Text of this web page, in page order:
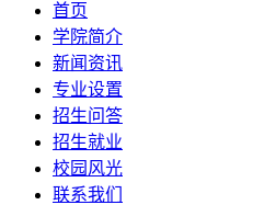
首页
学院简介
新闻资讯
专业设置
招生问答
招生就业
校园风光
联系我们